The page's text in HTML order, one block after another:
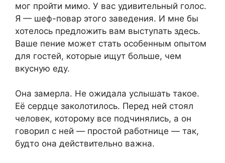
мог пройти мимо. У вас удивительный голос.
Я — шеф-повар этого заведения. И мне бы
хотелось предложить вам выступать здесь.
Ваше пение может стать особенным опытом
для гостей, которые ищут больше, чем
вкусную еду.
Она замерла. Не ожидала услышать такое.
Её сердце заколотилось. Перед ней стоял
человек, которому все подчинялись, а он
говорил с ней — простой работнице — так,
будто она действительно важна.